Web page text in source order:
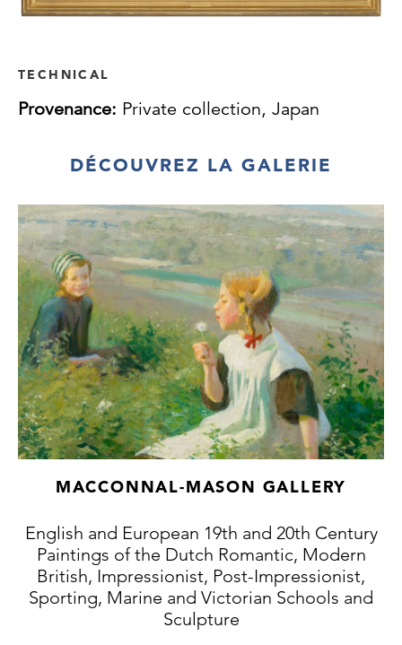
TECHNICAL
Provenance: Private collection, Japan
DÉCOUVREZ LA GALERIE
MACCONNAL-MASON GALLERY
English and European 19th and 20th Century
Paintings of the Dutch Romantic, Modern
British, Impressionist, Post-Impressionist,
Sporting, Marine and Victorian Schools and
Sculpture